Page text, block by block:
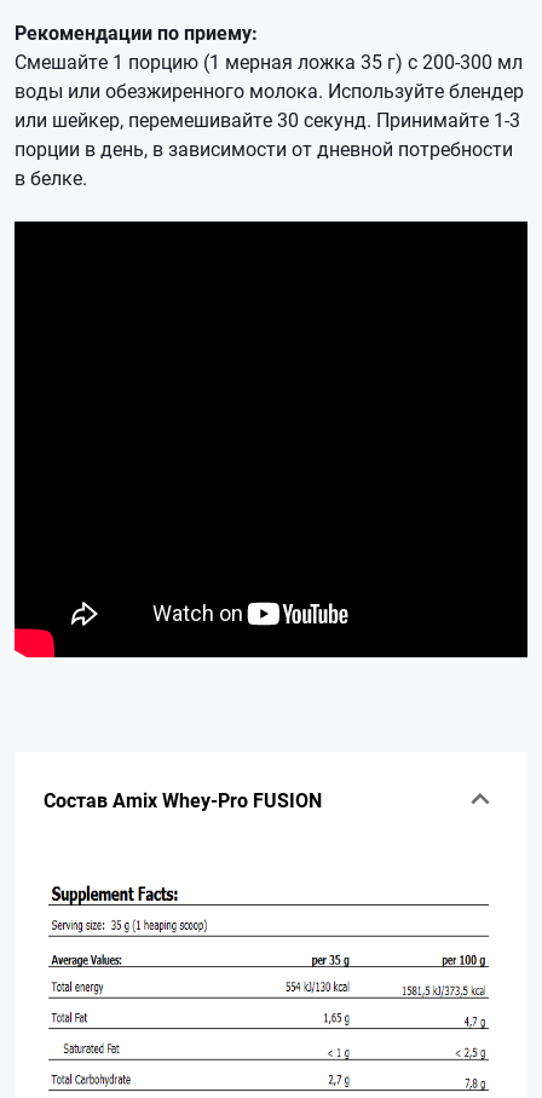
Рекомендации по приему:
Смешайте 1 порцию (1 мерная ложка 35 г) с 200-300 мл
воды или обезжиренного молока. Используйте блендер
или шейкер, перемешивайте 30 секунд. Принимайте 1-3
порции в день, в зависимости от дневной потребности
в белке.
Состав Amix Whey-Pro FUSION